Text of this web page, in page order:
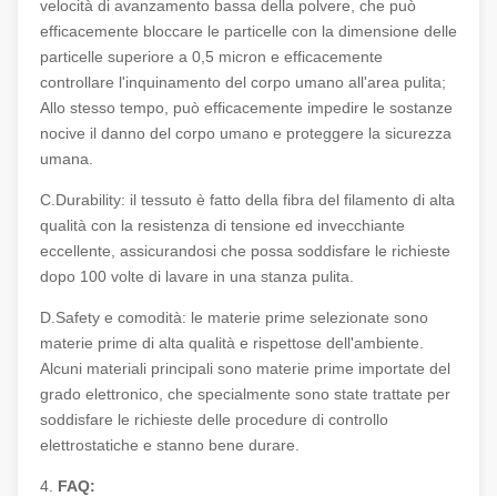
velocità di avanzamento bassa della polvere, che può
efficacemente bloccare le particelle con la dimensione delle
particelle superiore a 0,5 micron e efficacemente
controllare l'inquinamento del corpo umano all'area pulita;
Allo stesso tempo, può efficacemente impedire le sostanze
nocive il danno del corpo umano e proteggere la sicurezza
umana.
C.Durability: il tessuto è fatto della fibra del filamento di alta
qualità con la resistenza di tensione ed invecchiante
eccellente, assicurandosi che possa soddisfare le richieste
dopo 100 volte di lavare in una stanza pulita.
D.Safety e comodità: le materie prime selezionate sono
materie prime di alta qualità e rispettose dell'ambiente.
Alcuni materiali principali sono materie prime importate del
grado elettronico, che specialmente sono state trattate per
soddisfare le richieste delle procedure di controllo
elettrostatiche e stanno bene durare.
4. FAQ: